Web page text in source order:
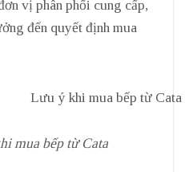
vị phân phối cung cấp,
đến quyết định mua
mua bếp từ Cata